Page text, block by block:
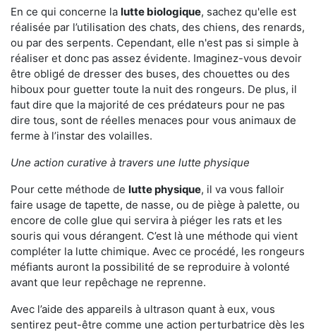
En ce qui concerne la lutte biologique, sachez qu'elle est
réalisée par l’utilisation des chats, des chiens, des renards,
ou par des serpents. Cependant, elle n'est pas si simple à
réaliser et donc pas assez évidente. Imaginez-vous devoir
être obligé de dresser des buses, des chouettes ou des
hiboux pour guetter toute la nuit des rongeurs. De plus, il
faut dire que la majorité de ces prédateurs pour ne pas
dire tous, sont de réelles menaces pour vous animaux de
ferme à l’instar des volailles.
Une action curative à travers une lutte physique
Pour cette méthode de lutte physique, il va vous falloir
faire usage de tapette, de nasse, ou de piège à palette, ou
encore de colle glue qui servira à piéger les rats et les
souris qui vous dérangent. C’est là une méthode qui vient
compléter la lutte chimique. Avec ce procédé, les rongeurs
méfiants auront la possibilité de se reproduire à volonté
avant que leur repêchage ne reprenne.
Avec l’aide des appareils à ultrason quant à eux, vous
sentirez peut-être comme une action perturbatrice dès les